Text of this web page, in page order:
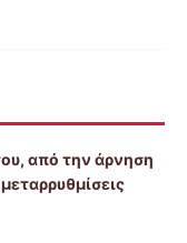
από την άρνηση